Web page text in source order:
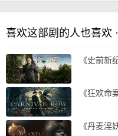
喜欢这部剧的人也喜欢 ·
《史前新
《狂欢命
《丹麦淫